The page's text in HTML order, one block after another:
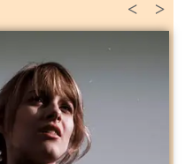
>
<